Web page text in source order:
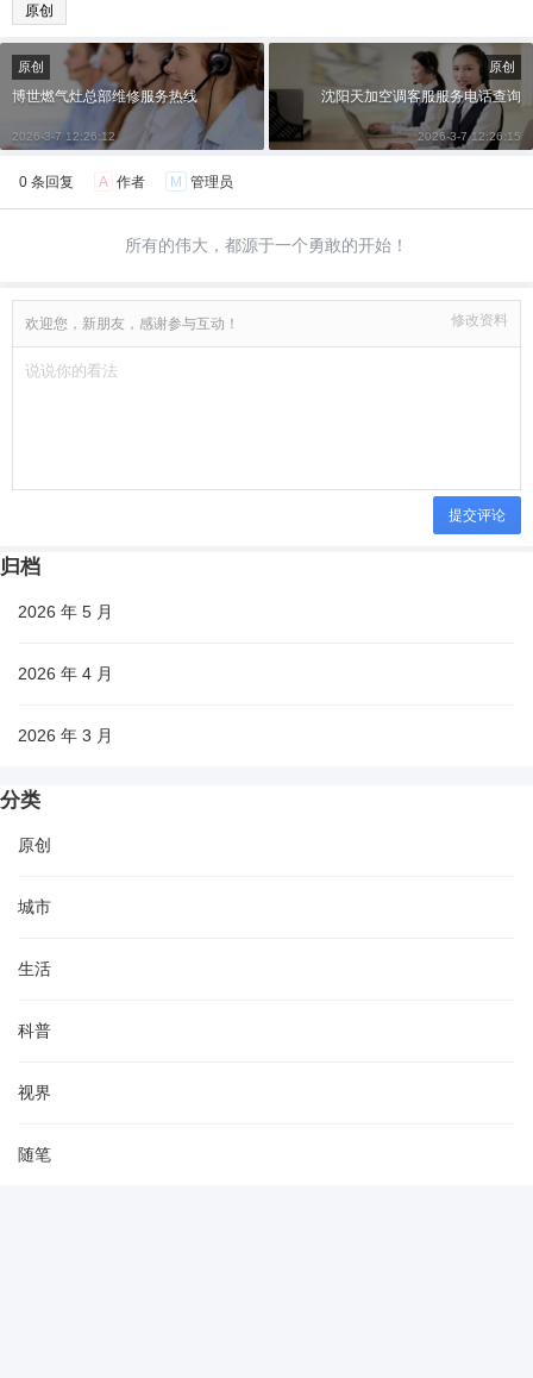
原创
原创
博世燃气灶总部维修服务热线
2026-3-7 12:26:12
原创
沈阳天加空调客服服务电话查询
2026-3-7 12:26:15
0 条回复 A 作者 M 管理员
所有的伟大，都源于一个勇敢的开始！
欢迎您，新朋友，感谢参与互动！ 修改资料
提交评论
归档
2026 年 5 月
2026 年 4 月
2026 年 3 月
分类
原创
城市
生活
科普
视界
随笔